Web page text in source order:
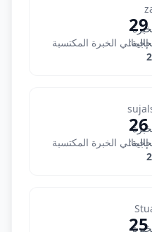
29
إجمالي الخبرة المكتسبة
26
إجمالي الخبرة المكتسبة
25